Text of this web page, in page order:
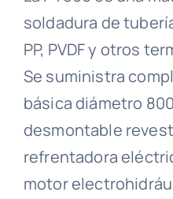
soldadura de
PP, PVDF y otros
Se suministra
básica diámetro
desmontable
refrentadora
motor